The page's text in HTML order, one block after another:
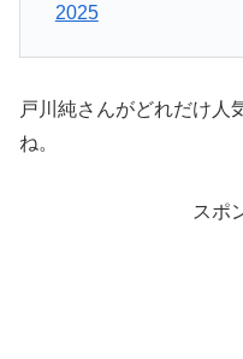
2025
戸川純さんがどれだけ人
ね。
スポ